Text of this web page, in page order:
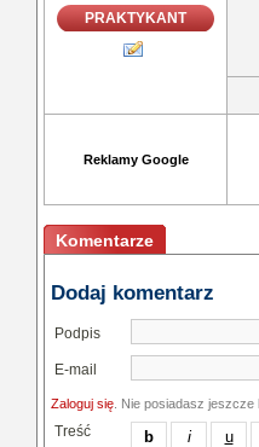
PRAKTYKANT
Reklamy Google
Komentarze
Dodaj komentarz
Podpis
E-mail
Zaloguj się . Nie posiadasz
Treść